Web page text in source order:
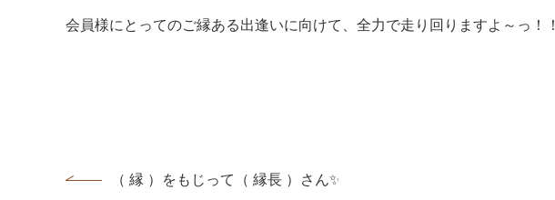
会員様にとってのご縁ある出逢いに向けて、全力で走り回りますよ～っ！！
（ 縁 ）をもじって（ 縁長 ）さん✨...